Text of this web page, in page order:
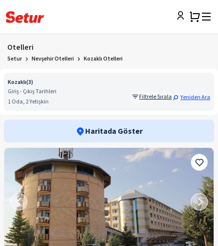
Otelleri
Setur Nevşehir Otelleri Kozaklı Otelleri
Kozaklı(3)
Giriş - Çıkış Tarihleri
1 Oda, 2 Yetişkin
Filtrele Sırala Yeniden Ara
Haritada Göster